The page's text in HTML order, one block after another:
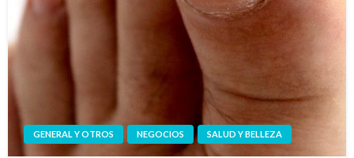
GENERAL Y OTROS NEGOCIOS SALUD Y BELLEZA